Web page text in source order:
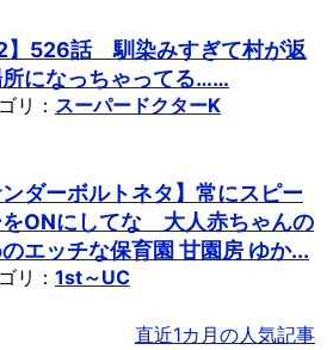
】526話 馴染みすぎて村が返
所になっちゃってる……
リ： スーパードクターK
ンダーボルトネタ】常にスピー
をONにしてな 大人赤ちゃんの
エッチな保育園 甘園房 ゆか...
リ： 1st～UC
直近1カ月の人気記事